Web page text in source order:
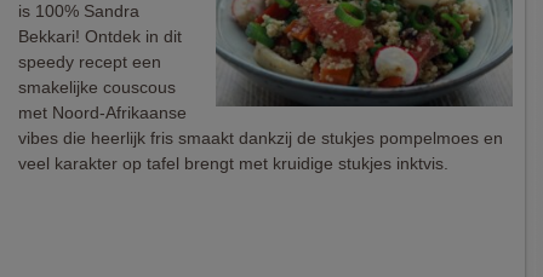
is 100% Sandra
Bekkari! Ontdek in dit
speedy recept een
smakelijke couscous
met Noord-Afrikaanse
vibes die heerlijk fris smaakt dankzij de stukjes pompelmoes en
veel karakter op tafel brengt met kruidige stukjes inktvis.